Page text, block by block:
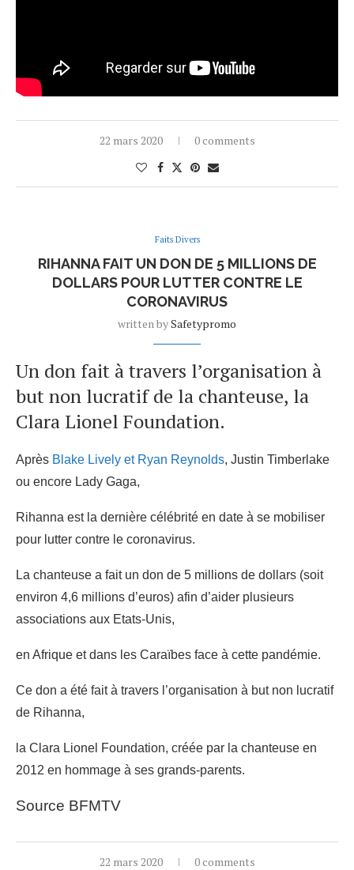
22 mars 2020 0 comments
Faits Divers
RIHANNA FAIT UN DON DE 5 MILLIONS DE
DOLLARS POUR LUTTER CONTRE LE
CORONAVIRUS
written bySafetypromo
Un don fait à travers l’organisation à
but non lucratif de la chanteuse, la
Clara Lionel Foundation.
Après Blake Lively et Ryan Reynolds, Justin Timberlake
ou encore Lady Gaga,
Rihanna est la dernière célébrité en date à se mobiliser
pour lutter contre le coronavirus.
La chanteuse a fait un don de 5 millions de dollars (soit
environ 4,6 millions d’euros) afin d’aider plusieurs
associations aux Etats-Unis,
en Afrique et dans les Caraïbes face à cette pandémie.
Ce don a été fait à travers l’organisation à but non lucratif
de Rihanna,
la Clara Lionel Foundation, créée par la chanteuse en
2012 en hommage à ses grands-parents.
Source BFMTV
22 mars 2020 0 comments